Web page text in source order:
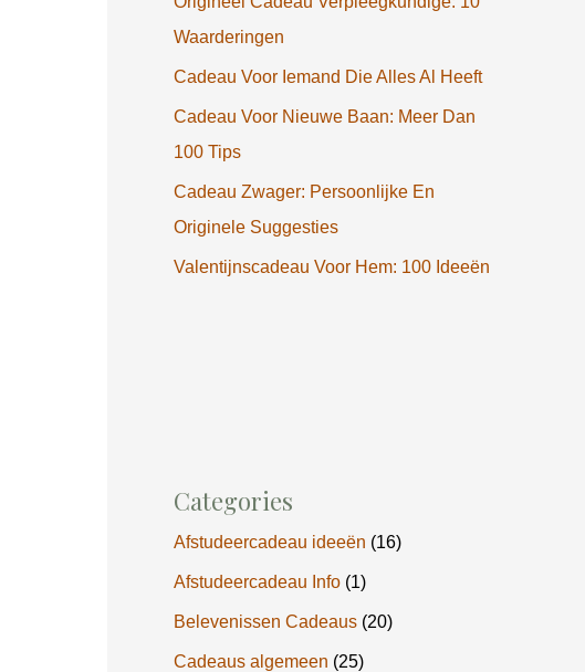
Waarderingen
Cadeau Voor Iemand Die Alles Al Heeft
Cadeau Voor Nieuwe Baan: Meer Dan
100 Tips
Cadeau Zwager: Persoonlijke En
Originele Suggesties
Valentijnscadeau Voor Hem: 100 Ideeën
Categories
Afstudeercadeau ideeën (16)
Afstudeercadeau Info (1)
Belevenissen Cadeaus (20)
Cadeaus algemeen (25)